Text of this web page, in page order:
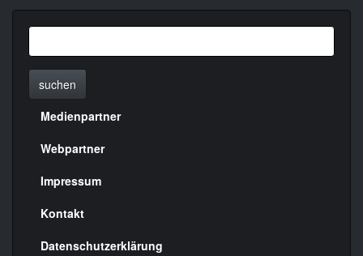
suchen
Menülinks
rechte
Seite
Medienpartner
Webpartner
Impressum
Kontakt
Datenschutzerklärung